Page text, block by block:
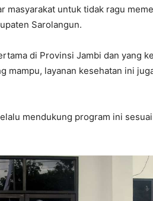
masyarakat untuk tidak ragu
Sarolangun.
di Provinsi Jambi dan yang
mampu, layanan kesehatan ini
mendukung program ini